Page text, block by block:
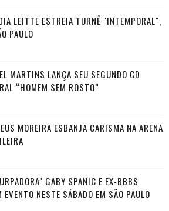
LEITTE ESTREIA TURNÊ "INTEMPORAL",
PAULO
MARTINS LANÇA SEU SEGUNDO CD
“HOMEM SEM ROSTO”
MOREIRA ESBANJA CARISMA NA ARENA
GABY SPANIC E EX-BBBS
EVENTO NESTE SÁBADO EM SÃO PAULO